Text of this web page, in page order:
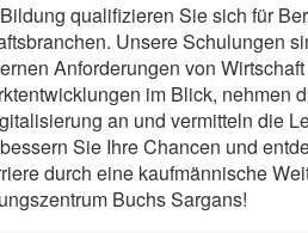
qualifizieren Sie sich für
Unsere Schulungen
Anforderungen von
im Blick, nehmen
an und vermitteln die
Sie Ihre Chancen und
durch eine kaufmännische
Buchs Sargans!